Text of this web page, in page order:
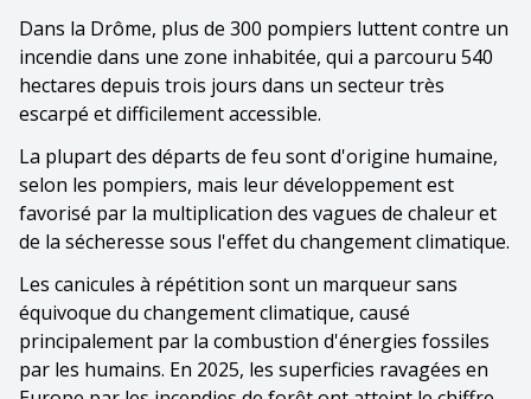
Dans la Drôme, plus de 300 pompiers luttent contre un
incendie dans une zone inhabitée, qui a parcouru 540
hectares depuis trois jours dans un secteur très
escarpé et difficilement accessible.
La plupart des départs de feu sont d'origine humaine,
selon les pompiers, mais leur développement est
favorisé par la multiplication des vagues de chaleur et
de la sécheresse sous l'effet du changement climatique.
Les canicules à répétition sont un marqueur sans
équivoque du changement climatique, causé
principalement par la combustion d'énergies fossiles
par les humains. En 2025, les superficies ravagées en